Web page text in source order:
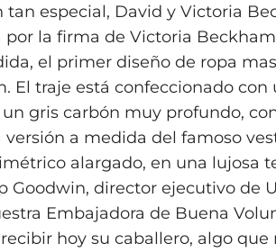
tan especial, David y Victoria
por la firma de Victoria
el primer diseño de ropa
El traje está confeccionado
gris carbón muy profundo,
a medida del famoso
alargado, en una lujosa
Goodwin, director ejecutivo de
Embajadora de Buena
hoy su caballero, algo que